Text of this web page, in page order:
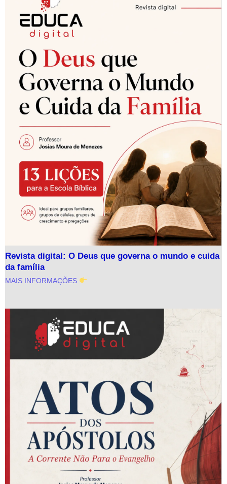
Revista digital: O Deus que governa o mundo e cuida
da família
MAIS INFORMAÇÕES